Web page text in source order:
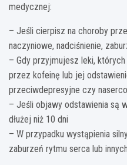
medycznej:
– Jeśli cierpisz na choroby
naczyniowe, nadciśnienie,
– Gdy przyjmujesz leki, których
przez kofeinę lub jej
przeciwdepresyjne czy
– Jeśli objawy odstawienia są
dłużej niż 10 dni
– W przypadku wystąpienia
zaburzeń rytmu serca lub